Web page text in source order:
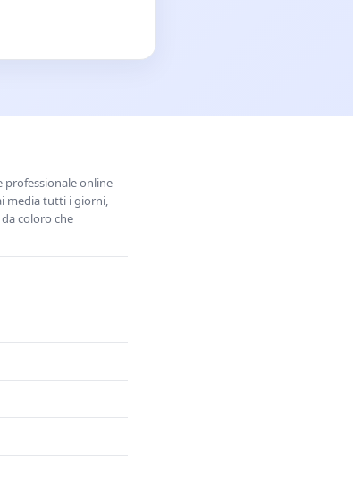
professionale online
media tutti i giorni,
coloro che